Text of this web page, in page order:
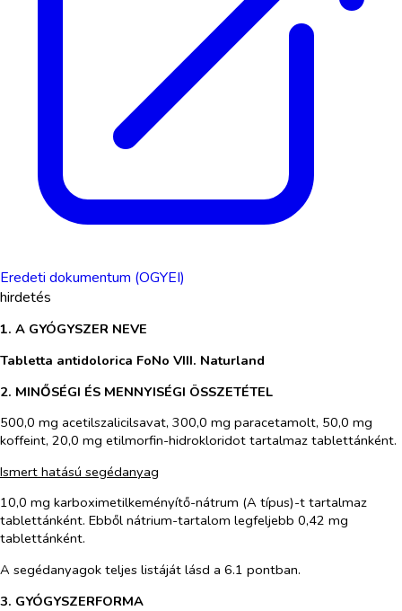
Eredeti dokumentum (OGYEI)
hirdetés
1. A GYÓGYSZER NEVE
Tabletta antidolorica FoNo VIII. Naturland
2. MINŐSÉGI ÉS MENNYISÉGI ÖSSZETÉTEL
500,0 mg acetilszalicilsavat, 300,0 mg paracetamolt, 50,0 mg
koffeint, 20,0 mg etilmorfin-hidrokloridot tartalmaz tablettánként.
Ismert hatású segédanyag
10,0 mg karboximetilkeményítő-nátrum (A típus)-t tartalmaz
tablettánként. Ebből nátrium-tartalom legfeljebb 0,42 mg
tablettánként.
A segédanyagok teljes listáját lásd a 6.1 pontban.
3. GYÓGYSZERFORMA